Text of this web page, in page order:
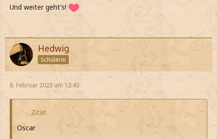
Und weiter geht's!
Hedwig
Schülerin
8. Februar 2023 um 12:43
Zitat
Oscar